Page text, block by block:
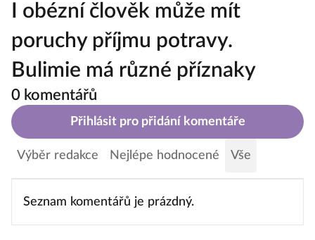
I obézní člověk může mít
poruchy příjmu potravy.
Bulimie má různé příznaky
0 komentářů
Přihlásit pro přidání komentáře
Výběr redakce Nejlépe hodnocené Vše
Seznam komentářů je prázdný.